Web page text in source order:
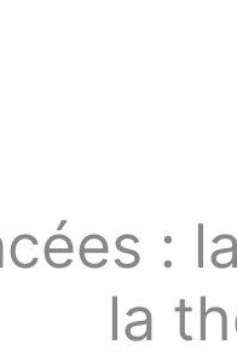
:
la